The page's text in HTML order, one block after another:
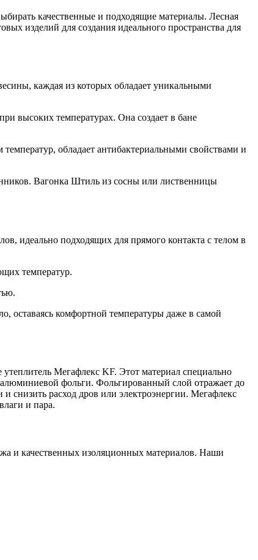
качественные и подходящие материалы. Лесная
изделий для создания идеального пространства для
каждая из которых обладает уникальными
высоких температурах. Она создает в бане
обладает антибактериальными свойствами и
Вагонка Штиль из сосны или лиственницы
идеально подходящих для прямого контакта с телом в
температур.
оставаясь комфортной температуры даже в самой
Мегафлекс KF. Этот материал специально
фольги. Фольгированный слой отражает до
снизить расход дров или электроэнергии. Мегафлекс
и пара.
и качественных изоляционных материалов. Наши